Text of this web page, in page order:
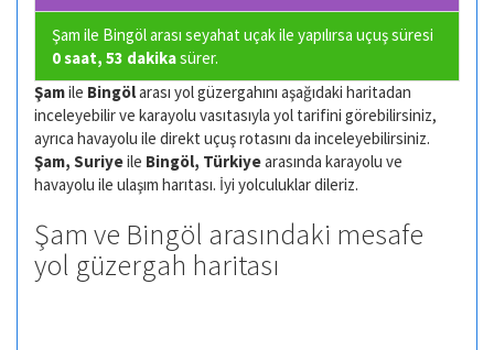
Şam ile Bingöl arası seyahat uçak ile yapılırsa uçuş süresi
0 saat, 53 dakikasürer.
Şamile Bingölarası yol güzergahını aşağıdaki haritadan
inceleyebilir ve karayolu vasıtasıyla yol tarifini görebilirsiniz,
ayrıca havayolu ile direkt uçuş rotasını da inceleyebilirsiniz.
Şam, Suriyeile Bingöl, Türkiyearasında karayolu ve
havayolu ile ulaşım harıtası. İyi yolculuklar dileriz.
Şam ve Bingöl arasındaki mesafe
yol güzergah haritası